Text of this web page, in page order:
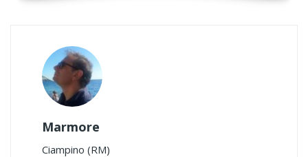
Marmore
Ciampino (RM)